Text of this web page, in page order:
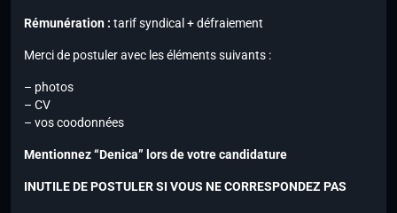
Rémunération : tarif syndical + défraiement
Merci de postuler avec les éléments suivants :
– photos
– CV
– vos coodonnées
Mentionnez “Denica” lors de votre candidature
INUTILE DE POSTULER SI VOUS NE CORRESPONDEZ PAS